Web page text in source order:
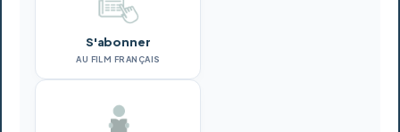
S'abonner
AU FILM FRANÇAIS